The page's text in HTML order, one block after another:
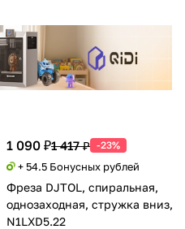
1 090 ₽1 417 ₽ -23%
+ 54.5 Бонусных рублей
Фреза DJTOL, спиральная,
однозаходная, стружка вниз,
N1LXD5.22